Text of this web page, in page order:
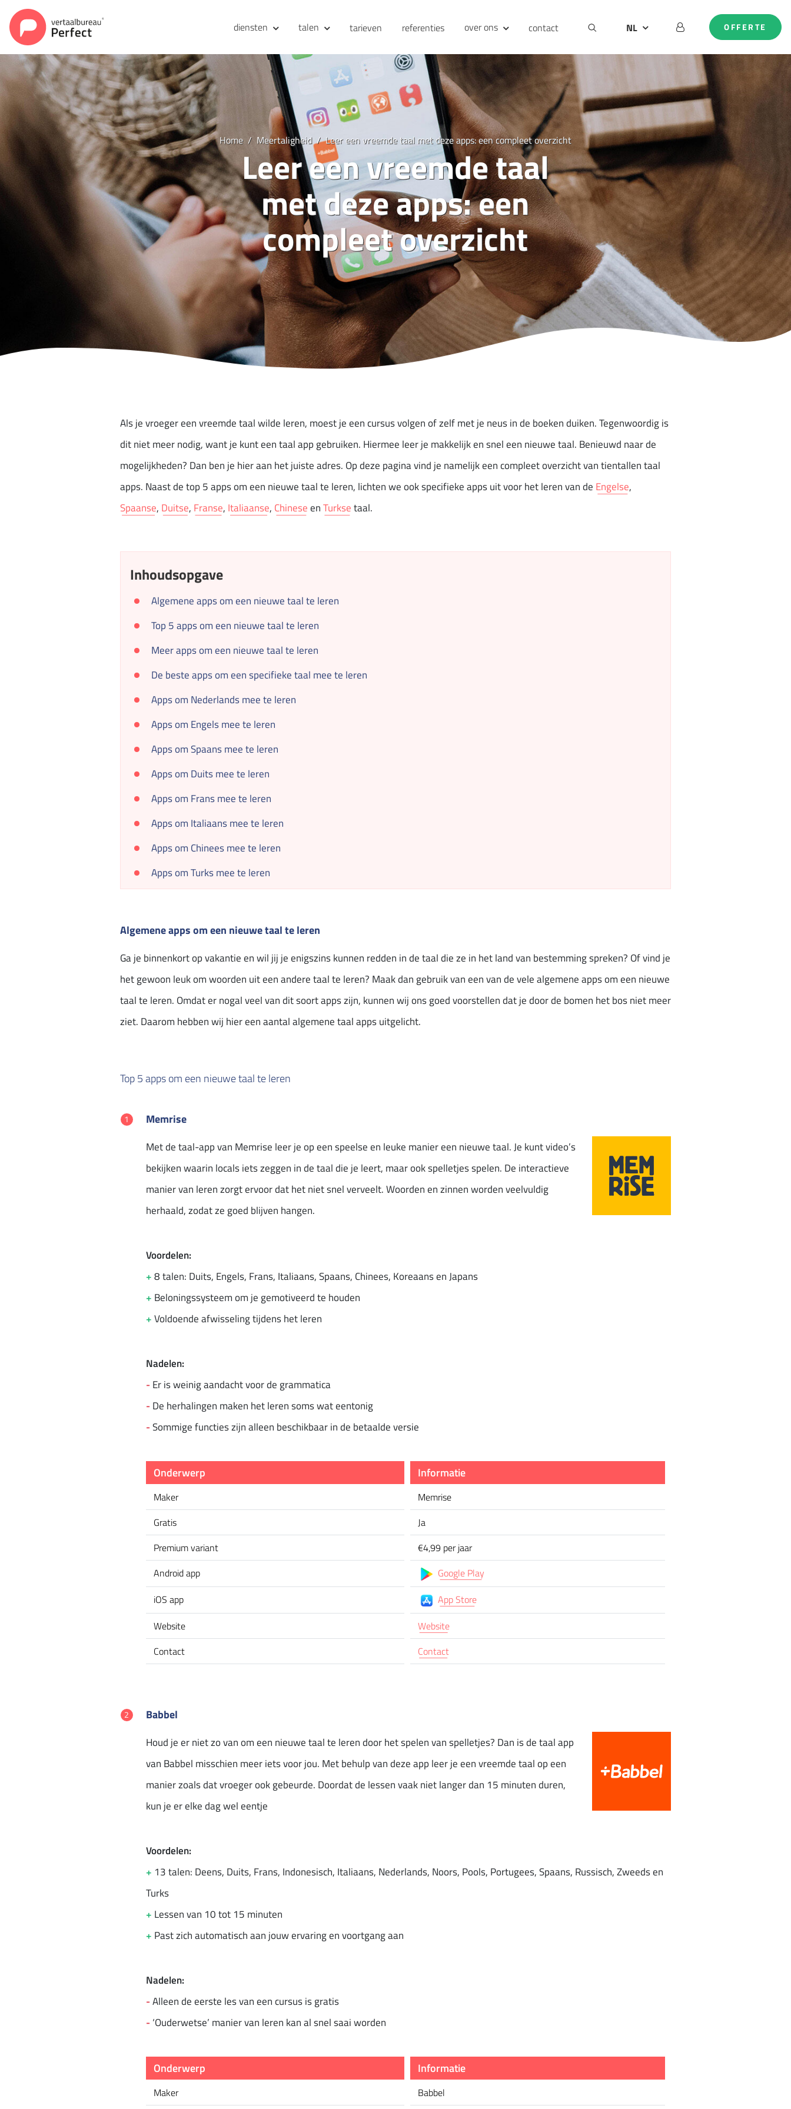
diensten talen tarieven referenties over ons contact
NL
OFFERTE
Home Meertaligheid Leer een vreemde taal met deze apps: een compleet overzicht
Leer een vreemde taal
met deze apps: een
compleet overzicht
Als je vroeger een vreemde taal wilde leren, moest je een cursus volgen of zelf met je neus in de boeken duiken. Tegenwoordig is
dit niet meer nodig, want je kunt een taal app gebruiken. Hiermee leer je makkelijk en snel een nieuwe taal. Benieuwd naar de
mogelijkheden? Dan ben je hier aan het juiste adres. Op deze pagina vind je namelijk een compleet overzicht van tientallen taal
apps. Naast de top 5 apps om een nieuwe taal te leren, lichten we ook specifieke apps uit voor het leren van de Engelse,
Spaanse, Duitse, Franse, Italiaanse, ChineseenTurksetaal.
Inhoudsopgave
Algemene apps om een nieuwe taal te leren
Top 5 apps om een nieuwe taal te leren
Meer apps om een nieuwe taal te leren
De beste apps om een specifieke taal mee te leren
Apps om Nederlands mee te leren
Apps om Engels mee te leren
Apps om Spaans mee te leren
Apps om Duits mee te leren
Apps om Frans mee te leren
Apps om Italiaans mee te leren
Apps om Chinees mee te leren
Apps om Turks mee te leren
Algemene apps om een nieuwe taal te leren
Ga je binnenkort op vakantie en wil jij je enigszins kunnen redden in de taal die ze in het land van bestemming spreken? Of vind je
het gewoon leuk om woorden uit een andere taal te leren? Maak dan gebruik van een van de vele algemene apps om een nieuwe
taal te leren. Omdat er nogal veel van dit soort apps zijn, kunnen wij ons goed voorstellen dat je door de bomen het bos niet meer
ziet. Daarom hebben wij hier een aantal algemene taal apps uitgelicht.
Top 5 apps om een nieuwe taal te leren
Memrise
Met de taal-app van Memrise leer je op een speelse en leuke manier een nieuwe taal. Je kunt video’s
bekijken waarin locals iets zeggen in de taal die je leert, maar ook spelletjes spelen. De interactieve
manier van leren zorgt ervoor dat het niet snel verveelt. Woorden en zinnen worden veelvuldig
herhaald, zodat ze goed blijven hangen.
Voordelen:
+8 talen: Duits, Engels, Frans, Italiaans, Spaans, Chinees, Koreaans en Japans
+ Beloningssysteem om je gemotiveerd te houden
+Voldoende afwisseling tijdens het leren
Nadelen:
-Er is weinig aandacht voor de grammatica
-De herhalingen maken het leren soms wat eentonig
-Sommige functies zijn alleen beschikbaar in de betaalde versie
Onderwerp Informatie
Maker
Memrise
Gratis
Ja
Premium variant
€4,99 per jaar
Android app
Google Play
iOS app
App Store
Website
Website
Contact
Contact
Babbel
Houd je er niet zo van om een nieuwe taal te leren door het spelen van spelletjes? Dan is de taal app
van Babbel misschien meer iets voor jou. Met behulp van deze app leer je een vreemde taal op een
manier zoals dat vroeger ook gebeurde. Doordat de lessen vaak niet langer dan 15 minuten duren,
kun je er elke dag wel eentje
Voordelen:
+ 13 talen: Deens, Duits, Frans, Indonesisch, Italiaans, Nederlands, Noors, Pools, Portugees, Spaans, Russisch, Zweeds en
Turks
+ Lessen van 10 tot 15 minuten
+ Past zich automatisch aan jouw ervaring en voortgang aan
Nadelen:
-Alleen de eerste les van een cursus is gratis
-‘Ouderwetse’ manier van leren kan al snel saai worden
Onderwerp Informatie
Maker Babbel